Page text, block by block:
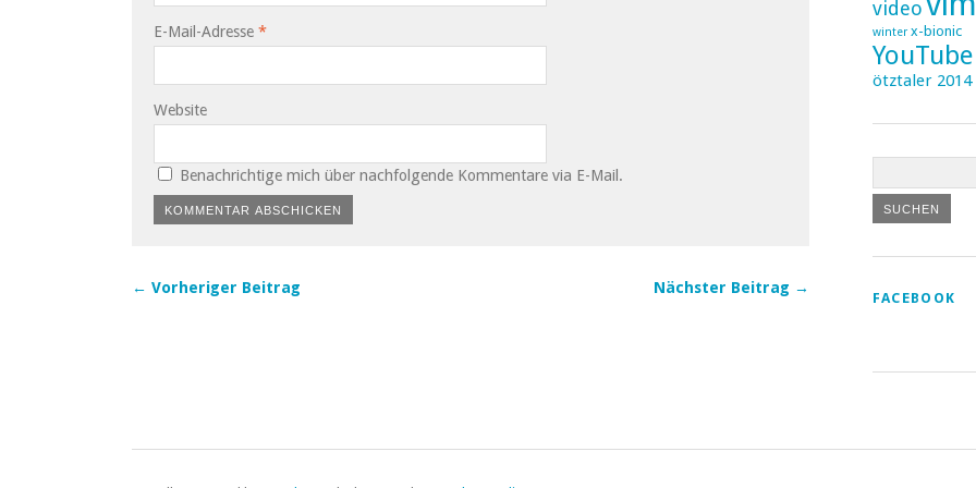
E-Mail-Adresse *
Website
Benachrichtige mich über nachfolgende Kommentare via E-Mail.
← Vorheriger Beitrag Nächster Beitrag →
video
winter x-bionic
YouTube
ötztaler 2014
FACEBOOK